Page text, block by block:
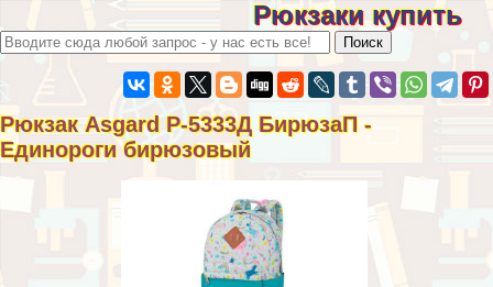
Рюкзаки купить
Рюкзак Asgard Р-5333Д БирюзаП -
Единороги бирюзовый